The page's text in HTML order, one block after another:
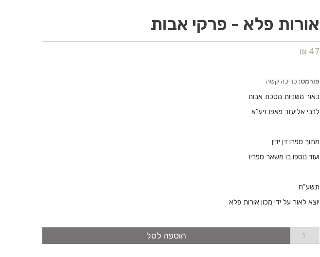
אורות פלא - פרקי אבות
47 ₪
פורמט: כריכה קשה
באור משניות מסכת אבות
לרבי אליעזר פאפו זיע"א
מתוך ספרו דן ידין
ועוד נוספו בו משאר ספריו
תשע"ח
יוצא לאור על ידי מכון אורות פלא
הוספה לסל